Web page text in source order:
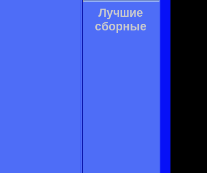
Лучшие
сборные